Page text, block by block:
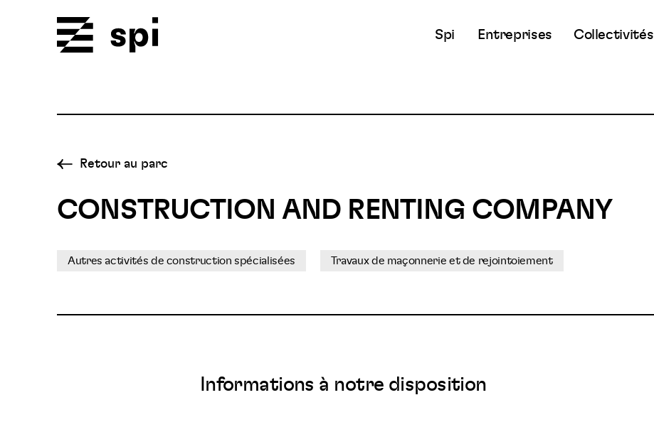
Spi Entreprises Collectivités
Retour au parc
CONSTRUCTION AND RENTING COMPANY
Autres activités de construction spécialisées Travaux de maçonnerie et de rejointoiement
Informations à notre disposition